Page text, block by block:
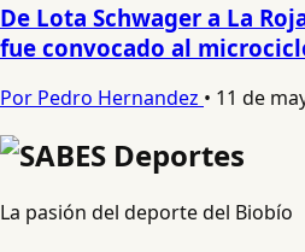
De Lota Schwager a La
fue convocado al
Por Pedro Hernandez • 11 de
La pasión del deporte del Biobío